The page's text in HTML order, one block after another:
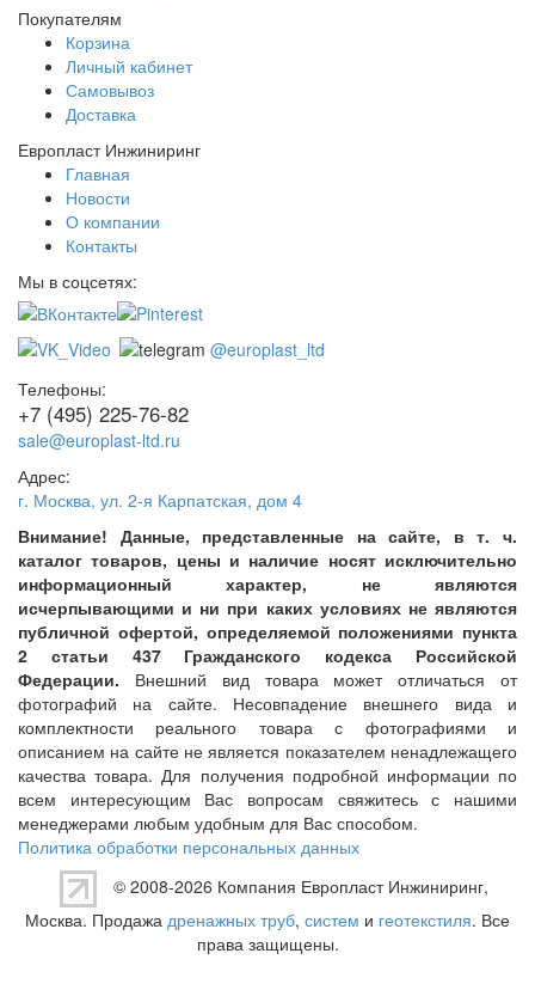
Покупателям
Корзина
Личный кабинет
Самовывоз
Доставка
Европласт Инжиниринг
Главная
Новости
О компании
Контакты
Мы в соцсетях:
@europlast_ltd
Телефоны:
+7 (495) 225-76-82
sale@europlast-ltd.ru
Адрес:
г. Москва, ул. 2-я Карпатская, дом 4
Внимание! Данные, представленные на сайте, в т. ч.
каталог товаров, цены и наличие носят исключительно
информационный характер, не являются
исчерпывающими и ни при каких условиях не являются
публичной офертой, определяемой положениями пункта
2 статьи 437 Гражданского кодекса Российской
Федерации. Внешний вид товара может отличаться от
фотографий на сайте. Несовпадение внешнего вида и
комплектности реального товара с фотографиями и
описанием на сайте не является показателем ненадлежащего
качества товара. Для получения подробной информации по
всем интересующим Вас вопросам свяжитесь с нашими
менеджерами любым удобным для Вас способом.
Политика обработки персональных данных
© 2008-2026 Компания Европласт Инжиниринг,
Москва. Продажа дренажных труб, систем и геотекстиля. Все
права защищены.